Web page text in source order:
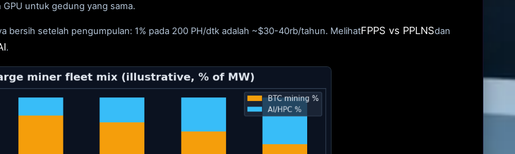
untuk gedung yang sama.
bersih setelah pengumpulan: 1% pada 200 PH/dtk adalah ~$30-40rb/tahun. MelihatFPPS vs PPLNSdan
.